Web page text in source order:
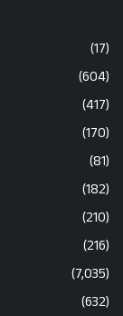
(17)
(604)
(417)
(170)
(81)
(182)
(210)
(216)
(7,035)
(632)